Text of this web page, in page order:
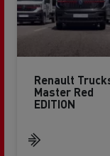
Renault
Master Red
EDITION